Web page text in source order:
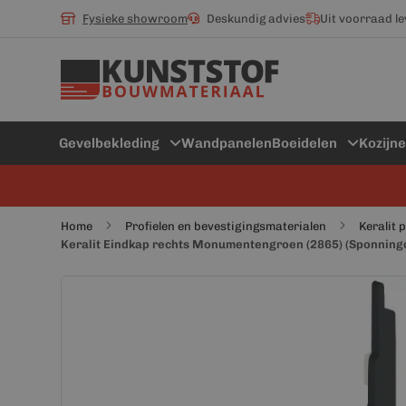
Fysieke showroom Deskundig advies Uit voorraad
Gevelbekleding WandpanelenBoeidelen
Home Profielen en bevestigingsmaterialen Keralit
Keralit Eindkap rechts Monumentengroen (2865)